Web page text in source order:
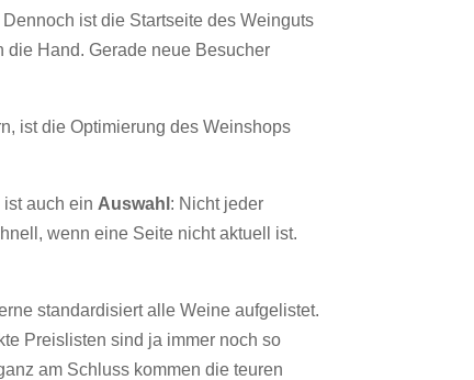
ist die Startseite des Weinguts
die Hand. Gerade neue Besucher
ist die Optimierung des Weinshops
auch ein Auswahl : Nicht jeder
wenn eine Seite nicht aktuell ist.
standardisiert alle Weine aufgelistet.
Preislisten sind ja immer noch so
am Schluss kommen die teuren